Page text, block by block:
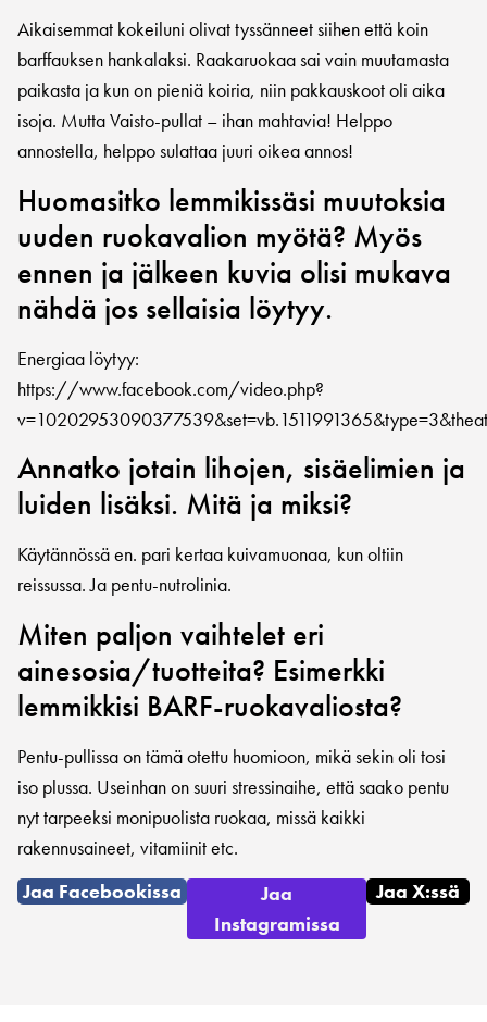
Aikaisemmat kokeiluni olivat tyssänneet siihen että koin
barffauksen hankalaksi. Raakaruokaa sai vain muutamasta
paikasta ja kun on pieniä koiria, niin pakkauskoot oli aika
isoja. Mutta Vaisto-pullat – ihan mahtavia! Helppo
annostella, helppo sulattaa juuri oikea annos!
Huomasitko lemmikissäsi muutoksia
uuden ruokavalion myötä? Myös
ennen ja jälkeen kuvia olisi mukava
nähdä jos sellaisia löytyy.
Energiaa löytyy:
https://www.facebook.com/video.php?
Annatko jotain lihojen, sisäelimien ja
luiden lisäksi. Mitä ja miksi?
Käytännössä en. pari kertaa kuivamuonaa, kun oltiin
reissussa. Ja pentu-nutrolinia.
Miten paljon vaihtelet eri
ainesosia/tuotteita? Esimerkki
lemmikkisi BARF-ruokavaliosta?
Pentu-pullissa on tämä otettu huomioon, mikä sekin oli tosi
iso plussa. Useinhan on suuri stressinaihe, että saako pentu
nyt tarpeeksi monipuolista ruokaa, missä kaikki
rakennusaineet, vitamiinit etc.
Jaa Facebookissa
Jaa
Instagramissa
Jaa X:ssä